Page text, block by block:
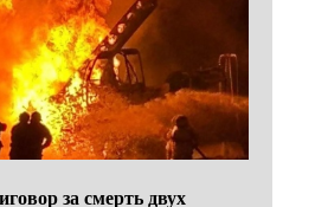
за смерть двух